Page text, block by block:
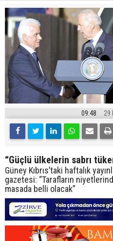
09:48 29
“Güçlü ülkelerin sabrı
Güney Kıbrıs’taki haftalık
gazetesi: “Tarafların
masada belli olacak”